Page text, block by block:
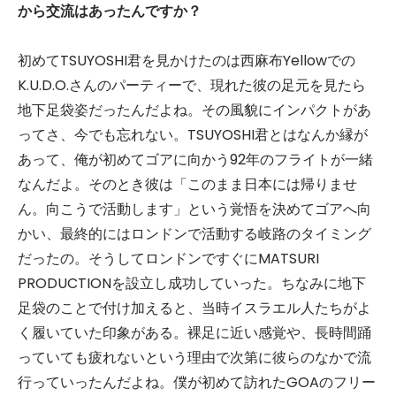
から交流はあったんですか？
初めてTSUYOSHI君を見かけたのは西麻布Yellowでの
K.U.D.O.さんのパーティーで、現れた彼の足元を見たら
地下足袋姿だったんだよね。その風貌にインパクトがあ
ってさ、今でも忘れない。TSUYOSHI君とはなんか縁が
あって、俺が初めてゴアに向かう92年のフライトが一緒
なんだよ。そのとき彼は「このまま日本には帰りませ
ん。向こうで活動します」という覚悟を決めてゴアへ向
かい、最終的にはロンドンで活動する岐路のタイミング
だったの。そうしてロンドンですぐにMATSURI
PRODUCTIONを設立し成功していった。ちなみに地下
足袋のことで付け加えると、当時イスラエル人たちがよ
く履いていた印象がある。裸足に近い感覚や、長時間踊
っていても疲れないという理由で次第に彼らのなかで流
行っていったんだよね。僕が初めて訪れたGOAのフリー